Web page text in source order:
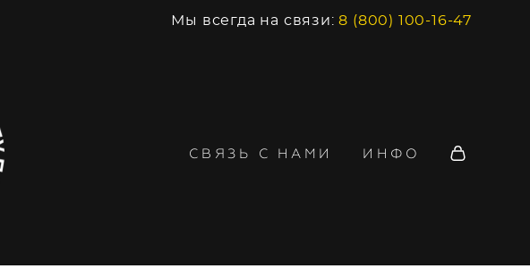
Мы всегда на связи:8 (800) 100-16-47
СВЯЗЬ С НАМИ ИНФО